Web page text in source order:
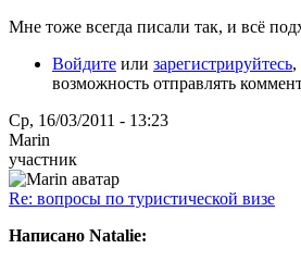
Мне тоже всегда писали так, и всё
Войдите или зарегистрируйтесь,
возможность отправлять
Ср, 16/03/2011 - 13:23
Marin
участник
Re: вопросы по туристической визе
Написано Natalie: